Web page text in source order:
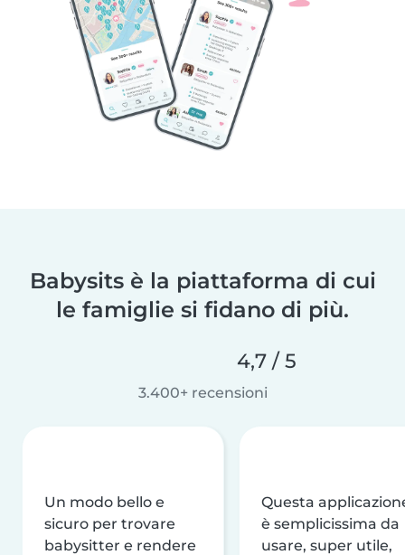
Babysits è la piattaforma di cui
le famiglie si fidano di più.
4,7 / 5
3.400+ recensioni
Un modo bello e
sicuro per trovare
babysitter e rendere
Questa
è semplicissima da
usare, super utile,